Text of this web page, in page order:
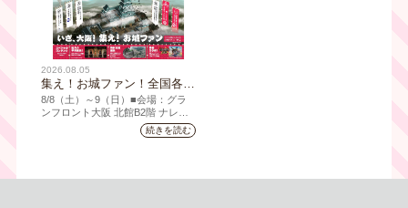
2026.08.05
集え！お城ファン！全国各地
のお城PRブースが群雄割
拠！『大阪・お城フェス
2026』、いよいよ8/8（土）
8/8（⼟）～9（日）■会場：グラ
ンフロント⼤阪 北館B2階 ナレッ
ジキャピタル コングレコンベンシ
ョンセンター ⼤⼈ 前売1,400円
続きを読む